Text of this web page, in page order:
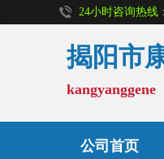
24小时咨询热线
揭阳市
kangyanggene
公司首页
亲子鉴定